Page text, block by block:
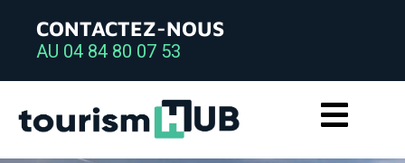
CONTACTEZ-NOUS
AU 04 84 80 07 53